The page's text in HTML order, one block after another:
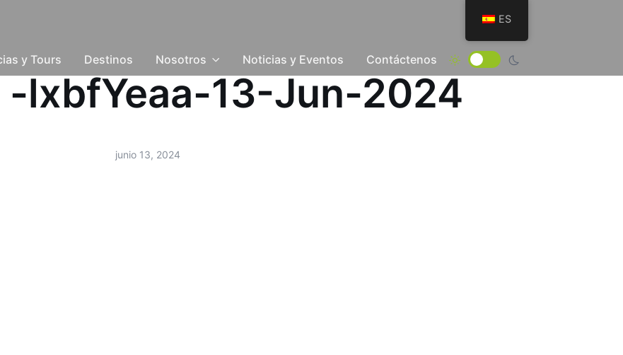
y Tours Destinos Nosotros Noticias y Eventos Contáctenos
lxbfYeaa-13-Jun-2024
junio 13, 2024
ES